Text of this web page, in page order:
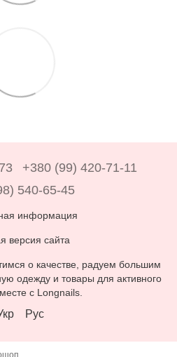
+380 (99) 420-71-11
540-65-45
информация
версия сайта
о качестве, радуем большим
одежду и товары для активного
с Longnails.
Рус